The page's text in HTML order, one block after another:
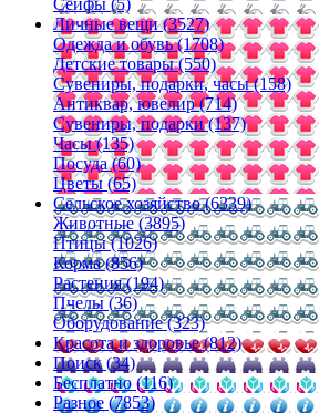
Сейфы (5)
Личные вещи (3527)
Одежда и обувь (1708)
Детские товары (550)
Сувениры, подарки, часы (158)
Антиквар, ювелир (714)
Сувениры, подарки (137)
Часы (135)
Посуда (60)
Цветы (65)
Сельское хозяйство (6339)
Животные (3895)
Птицы (1026)
Корма (856)
Растения (194)
Пчелы (36)
Оборудование (323)
Красота и здоровье (812)
Поиск (34)
Бесплатно (116)
Разное (7853)